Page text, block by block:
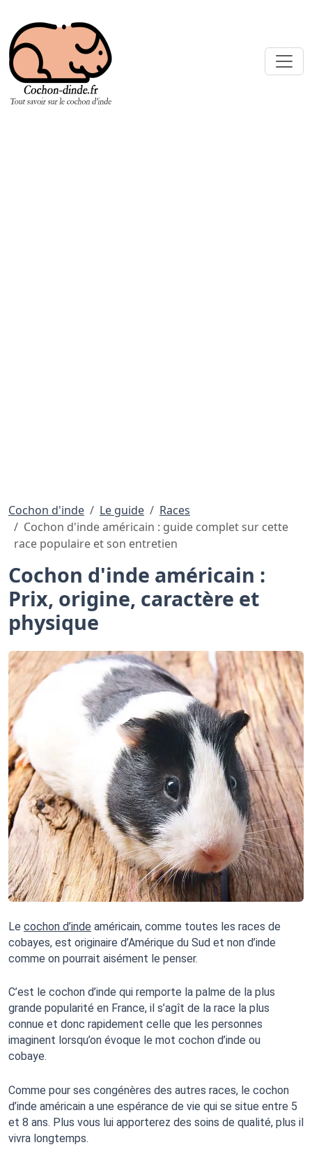
Cochon d'inde Le guide
Races
Cochon d'inde américain : guide complet sur cette
race populaire et son entretien
Cochon d'inde américain :
Prix, origine, caractère et
physique
Le cochon d’inde américain, comme toutes les races de
cobayes, est originaire d’Amérique du Sud et non d’inde
comme on pourrait aisément le penser.
C’est le cochon d’inde qui remporte la palme de la plus
grande popularité en France, il s’agît de la race la plus
connue et donc rapidement celle que les personnes
imaginent lorsqu’on évoque le mot cochon d’inde ou
cobaye.
Comme pour ses congénères des autres races, le cochon
d’inde américain a une espérance de vie qui se situe entre 5
et 8 ans. Plus vous lui apporterez des soins de qualité, plus il
vivra longtemps.